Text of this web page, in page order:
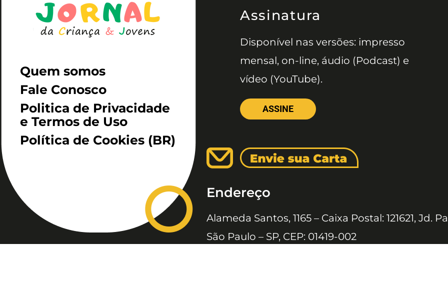
Quem somos
Fale Conosco
Politica de Privacidade
e Termos de Uso
Política de Cookies (BR)
Assinatura
Disponível nas versões: impresso
mensal, on-line, áudio (Podcast) e
vídeo (YouTube).
ASSINE
Endereço
Alameda Santos, 1165 – Caixa Postal: 121621, Jd.
São Paulo – SP, CEP: 01419-002